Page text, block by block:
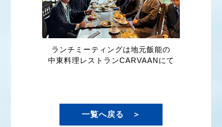
ランチミーティングは地元飯能の
中東料理レストランCARVAANにて
一覧へ戻る ＞